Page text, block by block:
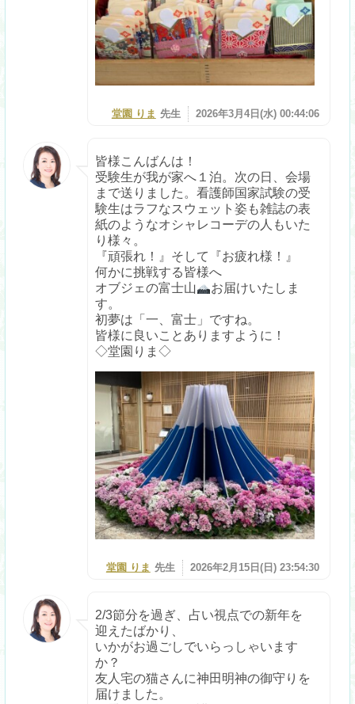
堂園 りま 先生 2026年3月4日(水) 00:44:06
皆様こんばんは！
受験生が我が家へ１泊。次の日、会場
まで送りました。看護師国家試験の受
験生はラフなスウェット姿も雑誌の表
紙のようなオシャレコーデの人もいた
り様々。
『頑張れ！』そして『お疲れ様！』
何かに挑戦する皆様へ
オブジェの富士山
お届けいたしま
す。
初夢は「一、富士」ですね。
皆様に良いことありますように！
◇堂園りま◇
堂園 りま 先生 2026年2月15日(日) 23:54:30
2/3節分を過ぎ、占い視点での新年を
迎えたばかり、
いかがお過ごしでいらっしゃいます
か？
友人宅の猫さんに神田明神の御守りを
届けました。